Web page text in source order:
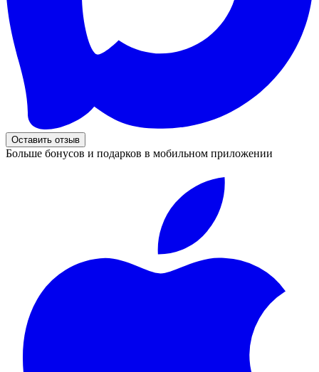
Оставить отзыв
Больше бонусов и подарков в мобильном приложении